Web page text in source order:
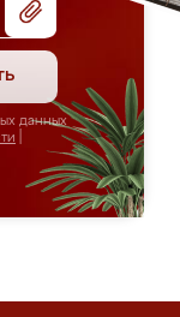
данных